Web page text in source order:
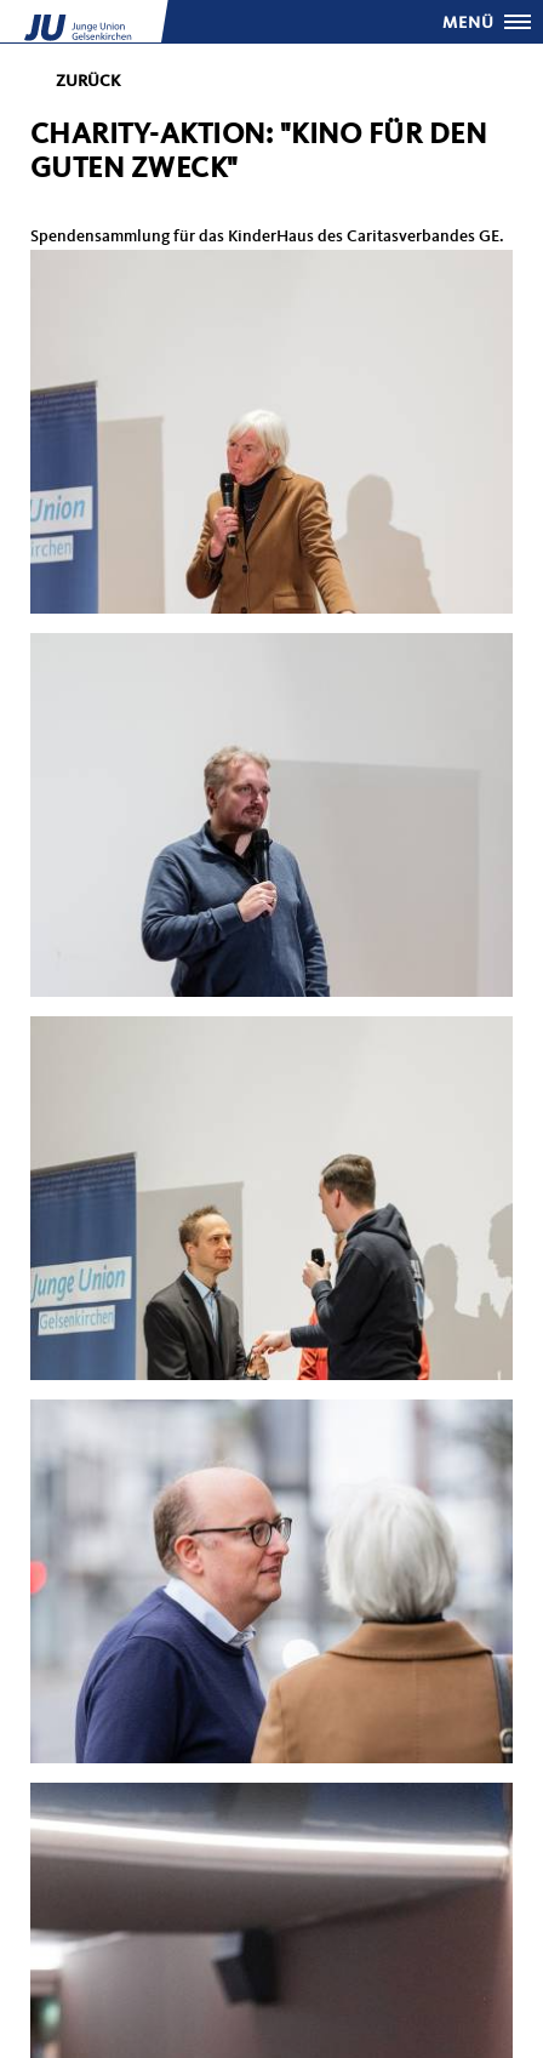
MENÜ
ZURÜCK
CHARITY-AKTION: "KINO FÜR DEN
GUTEN ZWECK"
Spendensammlung für das KinderHaus des Caritasverbandes GE.